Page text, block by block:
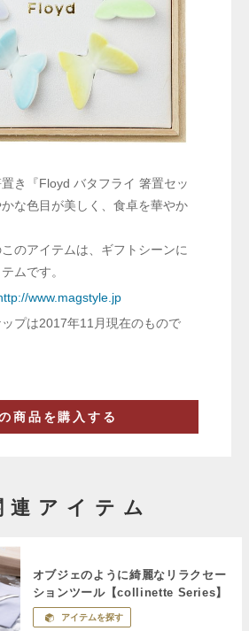
き『Floyd バタフライ 箸置セッ
な色目が美しく、食卓を華やか
のアイテムは、ギフトシーンに
ムです。
www.magstyle.jp
ップは2017年11月現在のもので
商品を購入する
連アイテム
オブジェのように綺麗なリラクセー
ションツール【collinette Series】
アイテムを探す